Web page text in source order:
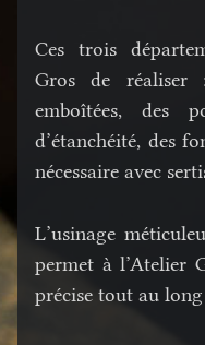
Ces trois
Gros de réaliser
emboîtées, des
d’étanchéité, des
nécessaire avec
L’usinage
permet à l’Atelier
précise tout au